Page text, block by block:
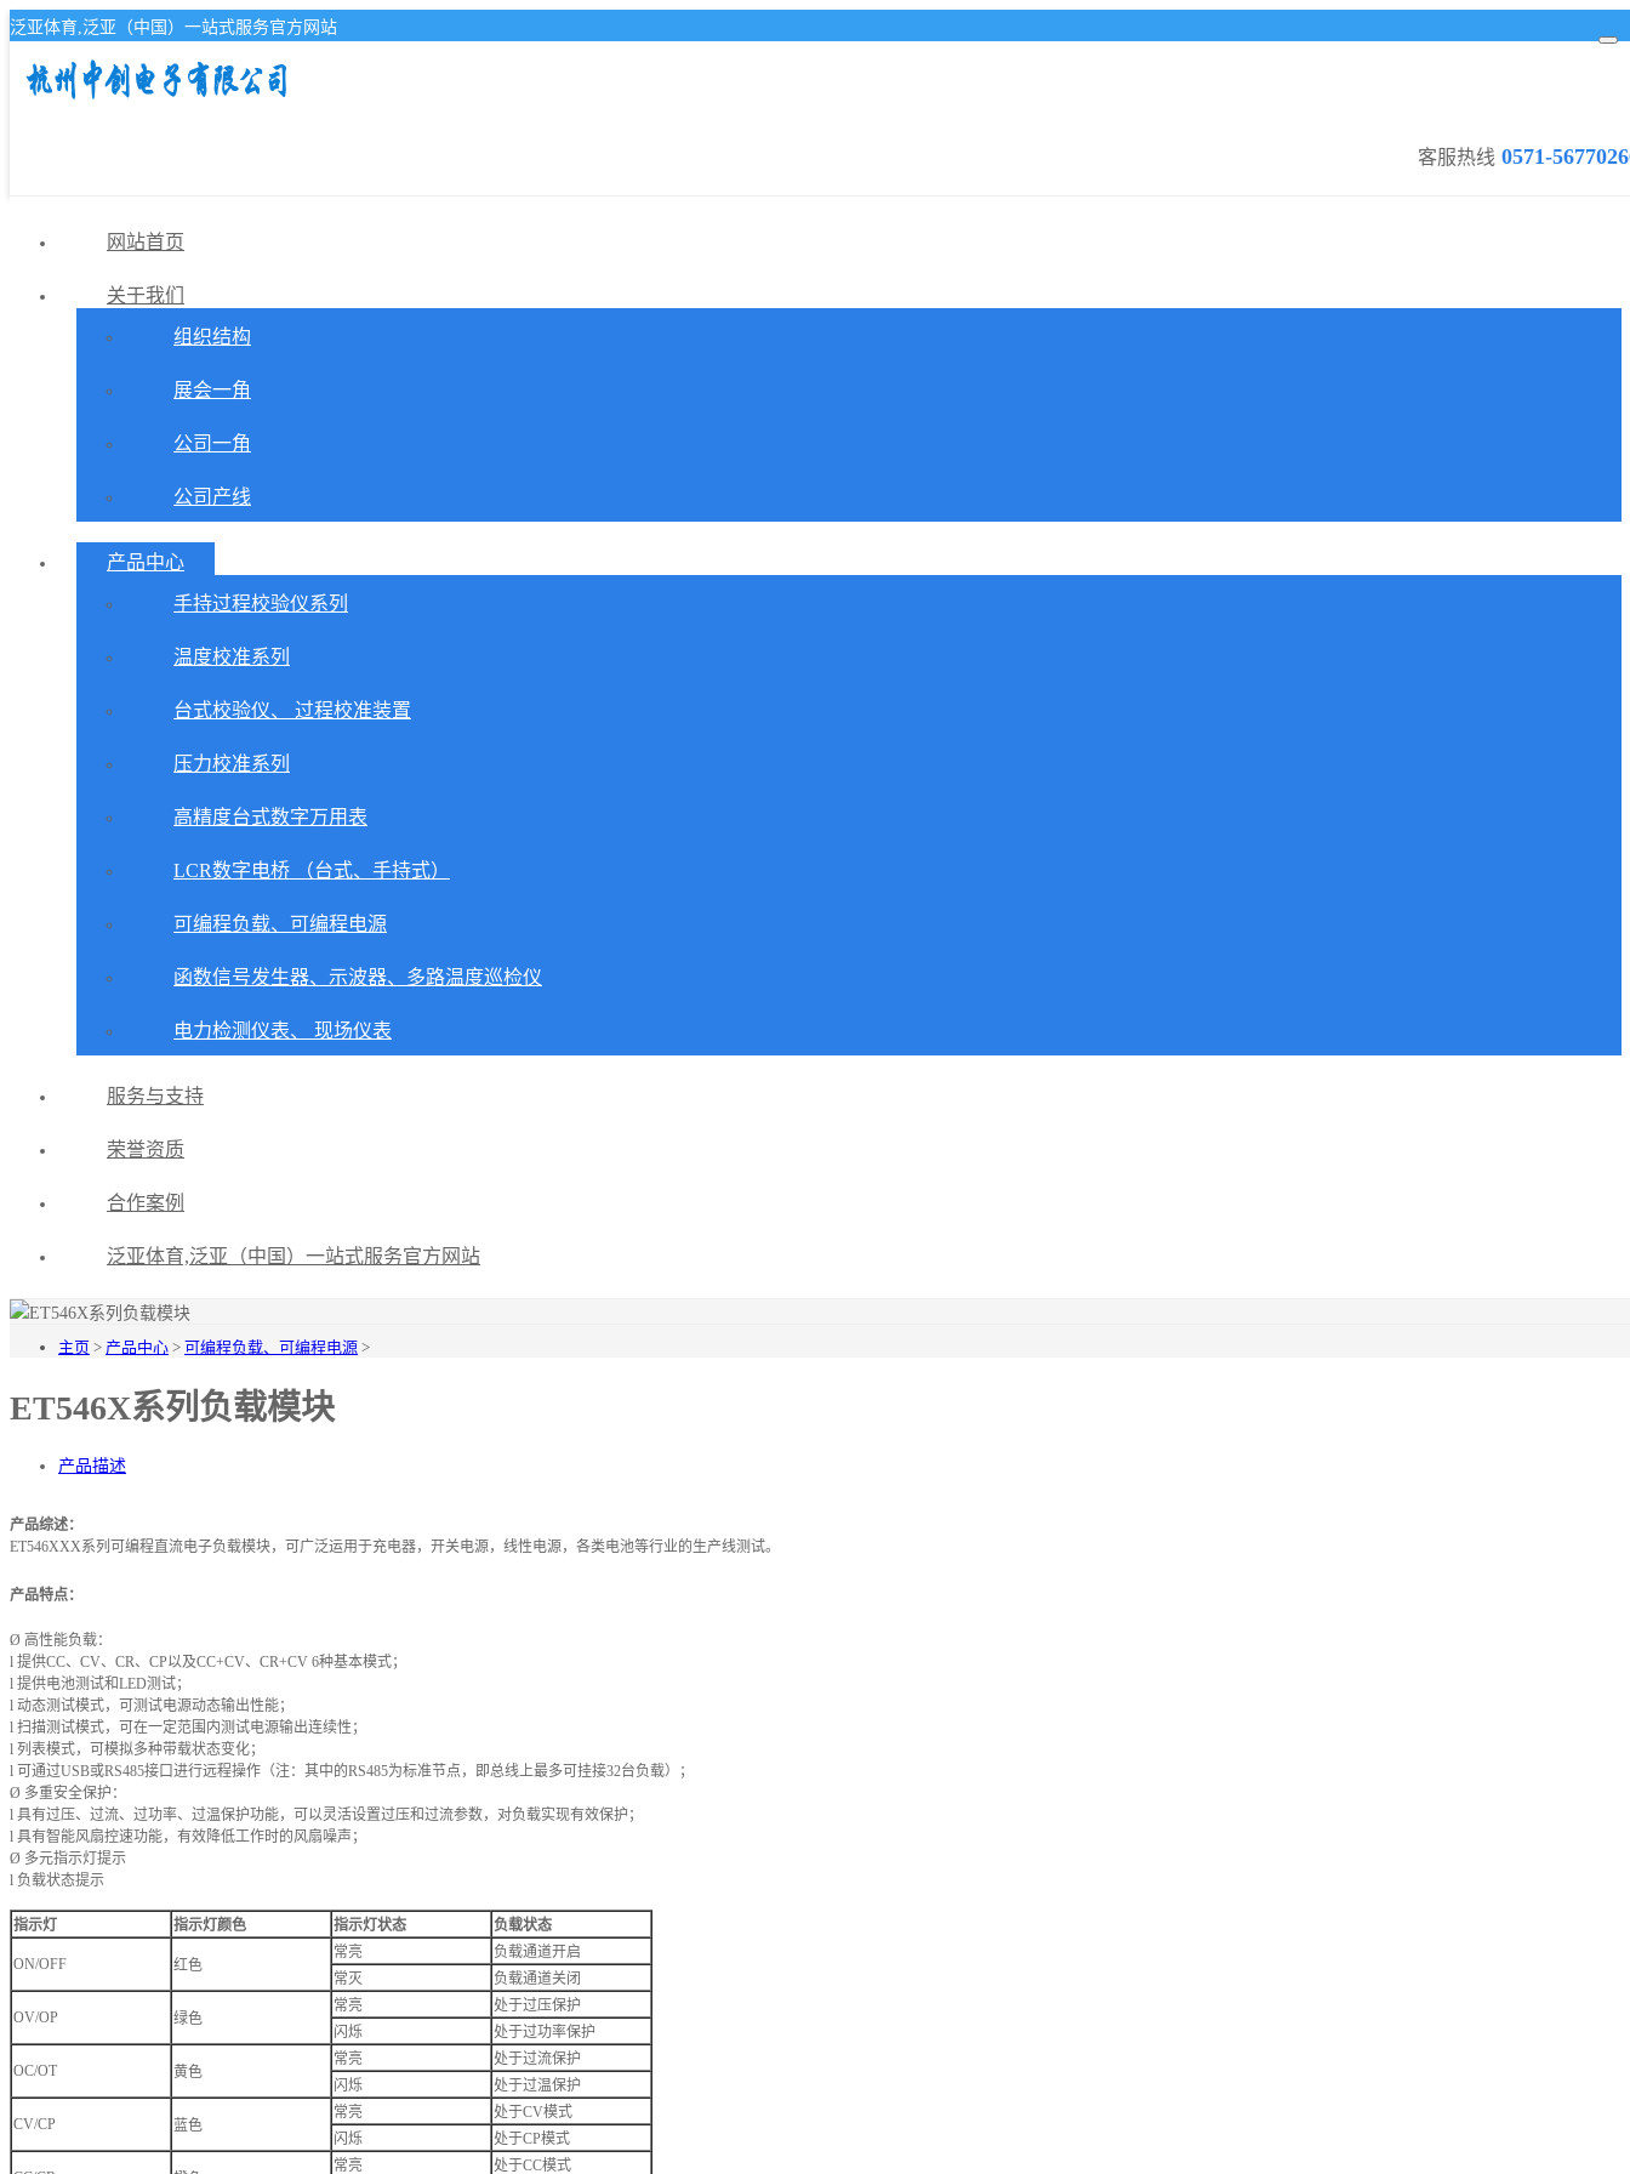
泛亚体育,泛亚（中国）一站式服务官方网站
客服热线 0571-
网站首页
关于我们
组织结构
展会一角
公司一角
公司产线
产品中心
手持过程校验仪系列
温度校准系列
台式校验仪、 过程校准装置
压力校准系列
高精度台式数字万用表
LCR数字电桥 （台式、手持式）
可编程负载、可编程电源
函数信号发生器、示波器、多路温度巡检仪
电力检测仪表、 现场仪表
服务与支持
荣誉资质
合作案例
泛亚体育,泛亚（中国）一站式服务官方网站
主页 > 产品中心 > 可编程负载、可编程电源 >
ET546X系列负载模块
产品描述
产品综述：
ET546XXX系列可编程直流电子负载模块，可广泛运用于充电器，开关电源，线性电源，各类电池等行业的生产线测试。
产品特点：
Ø 高性能负载：
l 提供CC、CV、CR、CP以及CC+CV、CR+CV 6种基本模式；
l 提供电池测试和LED测试；
l 动态测试模式，可测试电源动态输出性能；
l 扫描测试模式，可在一定范围内测试电源输出连续性；
l 列表模式，可模拟多种带载状态变化；
l 可通过USB或RS485接口进行远程操作（注：其中的RS485为标准节点，即总线上最多可挂接32台负载）；
Ø 多重安全保护：
l 具有过压、过流、过功率、过温保护功能，可以灵活设置过压和过流参数，对负载实现有效保护；
l 具有智能风扇控速功能，有效降低工作时的风扇噪声；
Ø 多元指示灯提示
l 负载状态提示
指示灯 指示灯颜色 指示灯状态 负载状态
ON/OFF 红色
常亮
负载通道开启
常灭
负载通道关闭
OV/OP 绿色
常亮
处于过压保护
闪烁
处于过功率保护
OC/OT 黄色
常亮
处于过流保护
闪烁
处于过温保护
CV/CP 蓝色
常亮
处于CV模式
闪烁
处于CP模式
常亮
处于CC模式